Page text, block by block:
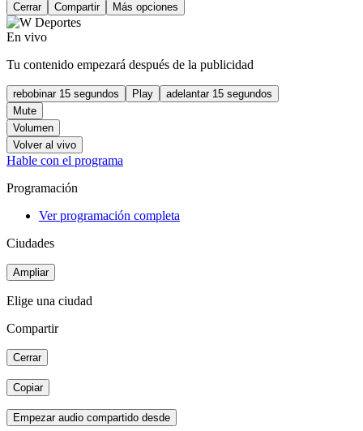
Cerrar
Compartir Más opciones
En vivo
Tu contenido empezará después de la publicidad
rebobinar 15 segundos Play
adelantar 15 segundos
Mute
Volumen
Volver al vivo
Hable con el programa
Programación
Ver programación completa
Ciudades
Ampliar
Elige una ciudad
Compartir
Cerrar
Copiar
Empezar audio compartido desde